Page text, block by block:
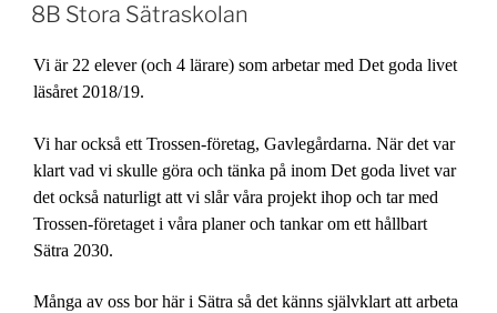
8B Stora Sätraskolan
Vi är 22 elever (och 4 lärare) som arbetar med Det goda livet
läsåret 2018/19.
Vi har också ett Trossen-företag, Gavlegårdarna. När det var
klart vad vi skulle göra och tänka på inom Det goda livet var
det också naturligt att vi slår våra projekt ihop och tar med
Trossen-företaget i våra planer och tankar om ett hållbart
Sätra 2030.
Många av oss bor här i Sätra så det känns självklart att arbeta